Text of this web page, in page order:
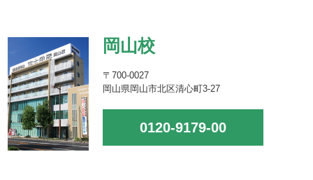
岡山校
〒700-0027
岡山県岡山市北区清心町3-27
0120-9179-00